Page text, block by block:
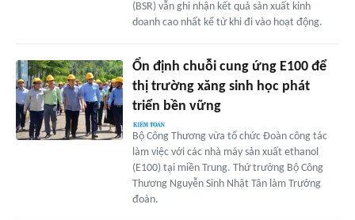
(BSR) vẫn ghi nhận kết quả sản xuất kinh
doanh cao nhất kể từ khi đi vào hoạt động.
Ổn định chuỗi cung ứng E100 để
thị trường xăng sinh học phát
triển bền vững
Bộ Công Thương vừa tổ chức Đoàn công tác
làm việc với các nhà máy sản xuất ethanol
(E100) tại miền Trung. Thứ trưởng Bộ Công
Thương Nguyễn Sinh Nhật Tân làm Trưởng
đoàn.